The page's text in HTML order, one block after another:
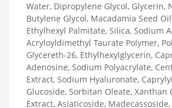
Water, Dipropylene Glycol, Glycerin,
Butylene Glycol, Macadamia Seed
Ethylhexyl Palmitate, Silica, Sodium
Acryloyldimethyl Taurate Polymer,
Glycereth-26, Ethylhexylglycerin,
Adenosine, Sodium Polyacrylate,
Extract, Sodium Hyaluronate,
Glucoside, Sorbitan Oleate, Xanthan
Extract, Asiaticoside,